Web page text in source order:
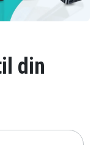
din